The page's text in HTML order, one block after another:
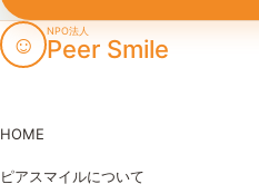
☺ NPO法人
Peer Smile
HOME
ピアスマイルについて